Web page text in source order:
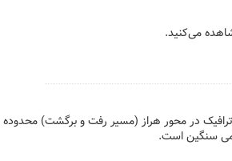
می‌کنید.
کشور اعلام کرد: امروز جمعه، ۲۶بهمن‌ماه، ترافیک در محور هراز (مسیر رفت و برگشت)
سنگین است.